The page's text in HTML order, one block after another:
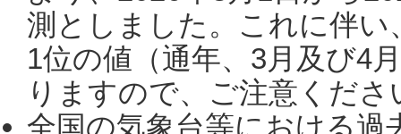
測としました。これに伴い
1位の値（通年、3月及び4
りますので、ご注意くだ
全国の気象台等における過